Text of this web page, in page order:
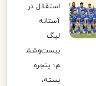
استقلال در
آستانه
لیگ
بیست‌وشش
م؛ پنجره
بسته،